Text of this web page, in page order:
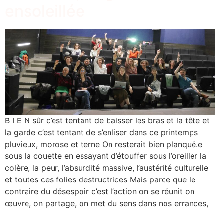
B I E N sûr c’est tentant de baisser les bras et la tête et
la garde c’est tentant de s’enliser dans ce printemps
pluvieux, morose et terne On resterait bien planqué.e
sous la couette en essayant d’étouffer sous l’oreiller la
colère, la peur, l’absurdité massive, l’austérité culturelle
et toutes ces folies destructrices Mais parce que le
contraire du désespoir c’est l’action on se réunit on
œuvre, on partage, on met du sens dans nos errances,